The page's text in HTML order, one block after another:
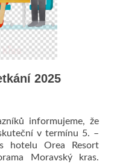
2025
informujeme, že
v termínu 5. –
hotelu Orea Resort
Moravský kras.